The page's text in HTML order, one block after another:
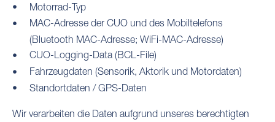
Motorrad-Typ
MAC-Adresse der CUO und des Mobiltelefons
(Bluetooth MAC-Adresse; WiFi-MAC-Adresse)
CUO-Logging-Data (BCL-File)
Fahrzeugdaten (Sensorik, Aktorik und Motordaten)
Standortdaten / GPS-Daten
Wir verarbeiten die Daten aufgrund unseres berechtigten